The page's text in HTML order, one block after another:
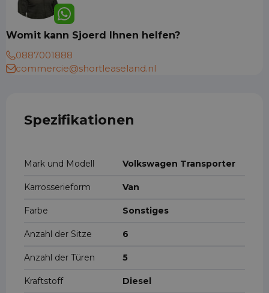
Womit kann Sjoerd Ihnen helfen?
0887001888
commercie@shortleaseland.nl
Spezifikationen
Mark und Modell Volkswagen Transporter
Karrosserieform Van
Farbe Sonstiges
Anzahl der Sitze 6
Anzahl der Türen 5
Kraftstoff Diesel